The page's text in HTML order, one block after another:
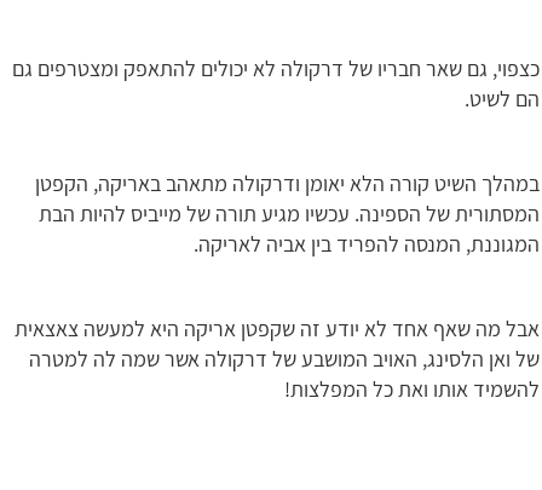
כצפוי, גם שאר חבריו של דרקולה לא יכולים להתאפק ומצטרפים גם
הם לשיט.
במהלך השיט קורה הלא יאומן ודרקולה מתאהב באריקה, הקפטן
המסתורית של הספינה. עכשיו מגיע תורה של מייביס להיות הבת
המגוננת, המנסה להפריד בין אביה לאריקה.
אבל מה שאף אחד לא יודע זה שקפטן אריקה היא למעשה צאצאית
של ואן הלסינג, האויב המושבע של דרקולה אשר שמה לה למטרה
להשמיד אותו ואת כל המפלצות!